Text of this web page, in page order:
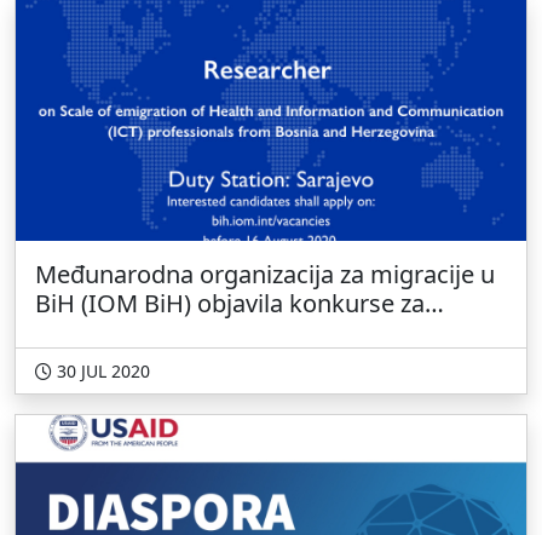
Međunarodna organizacija za migracije u
BiH (IOM BiH) objavila konkurse za
30 JUL 2020